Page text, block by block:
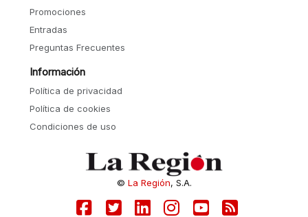
Promociones
Entradas
Preguntas Frecuentes
Información
Política de privacidad
Política de cookies
Condiciones de uso
© La Región, S.A.